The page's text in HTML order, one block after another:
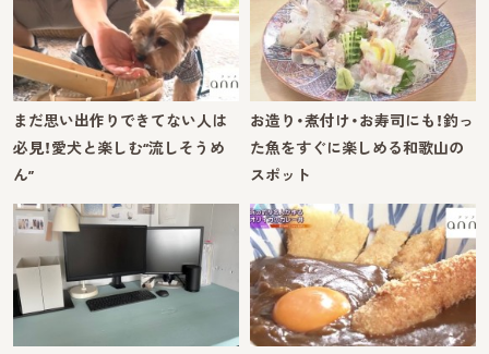
まだ思い出作りできてない人は
必見！愛犬と楽しむ“流しそうめ
ん”
お造り・煮付け・お寿司にも！釣っ
た魚をすぐに楽しめる和歌山の
スポット